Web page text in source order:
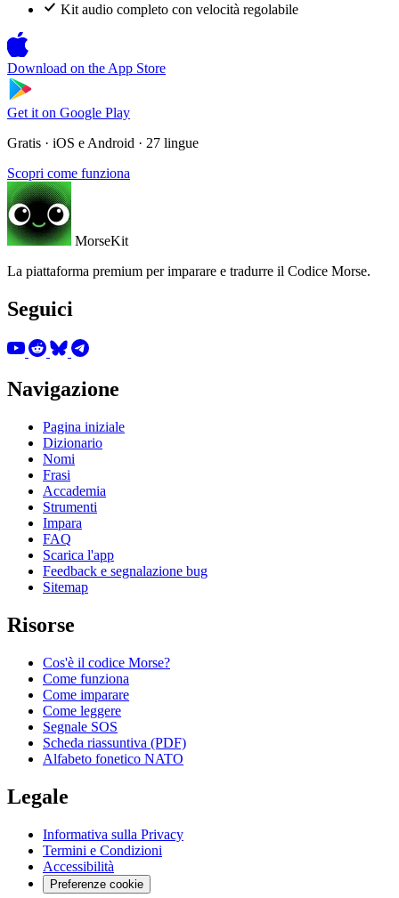
Kit audio completo con velocità regolabile
Download on the App Store
Get it on Google Play
Gratis · iOS e Android · 27 lingue
Scopri come funziona
MorseKit
La piattaforma premium per imparare e tradurre il Codice Morse.
Seguici
Navigazione
Pagina iniziale
Dizionario
Nomi
Frasi
Accademia
Strumenti
Impara
FAQ
Scarica l'app
Feedback e segnalazione bug
Sitemap
Risorse
Cos'è il codice Morse?
Come funziona
Come imparare
Come leggere
Segnale SOS
Scheda riassuntiva (PDF)
Alfabeto fonetico NATO
Legale
Informativa sulla Privacy
Termini e Condizioni
Accessibilità
Preferenze cookie